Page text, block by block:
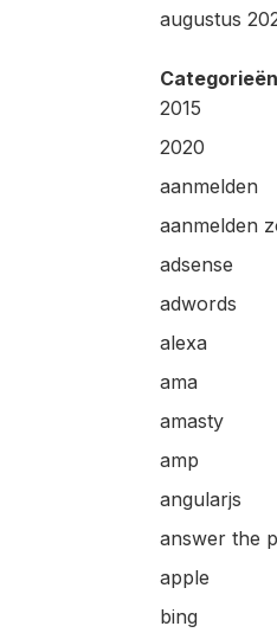
augustus
Categorieën
2015
2020
aanmelden
aanmelden
adsense
adwords
alexa
ama
amasty
amp
angularjs
answer the
apple
bing